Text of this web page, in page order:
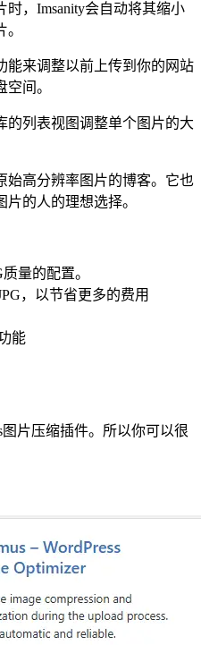
，Imsanity会自动将其缩小
能来调整以前上传到你的网站
间。
的列表视图调整单个图片的大
始高分辨率图片的博客。它也
的人的理想选择。
量的配置。
，以节省更多的费用
能
图片压缩插件。所以你可以很